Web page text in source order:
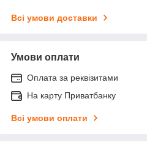
Всі умови доставки
Умови оплати
Оплата за реквізитами
На карту Приватбанку
Всі умови оплати